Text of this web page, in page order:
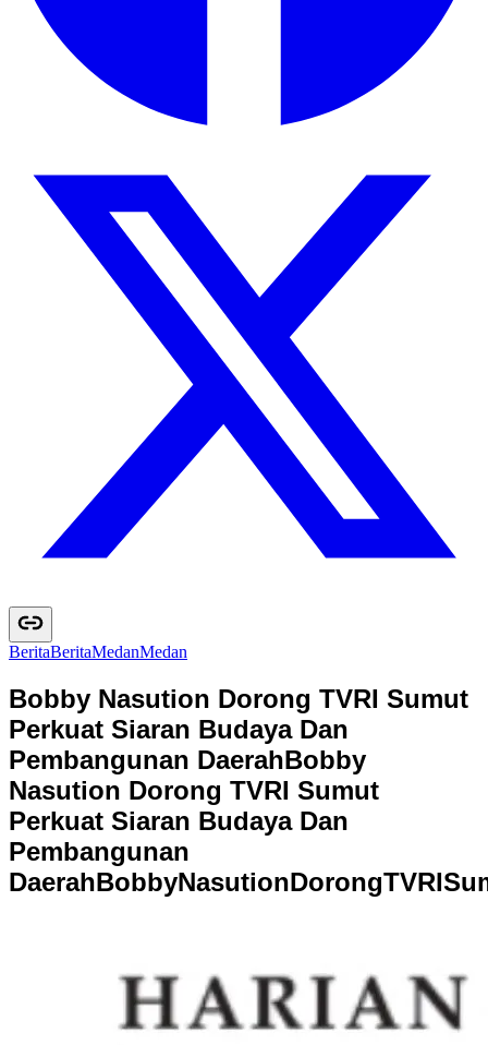
BeritaBeritaMedanMedan
Bobby Nasution Dorong TVRI Sumut
Perkuat Siaran Budaya Dan
Pembangunan DaerahBobby
Nasution Dorong TVRI Sumut
Perkuat Siaran Budaya Dan
Pembangunan
DaerahBobbyNasutionDorongTVRISu